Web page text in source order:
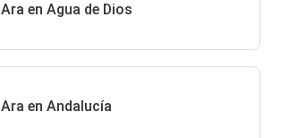
Ara en Agua de Dios
Ara en Andalucía